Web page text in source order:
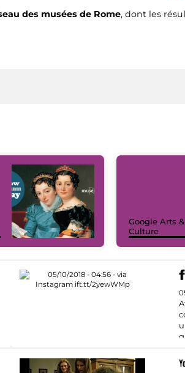
des musées de Rome, dont les
Google Arts &
Culture